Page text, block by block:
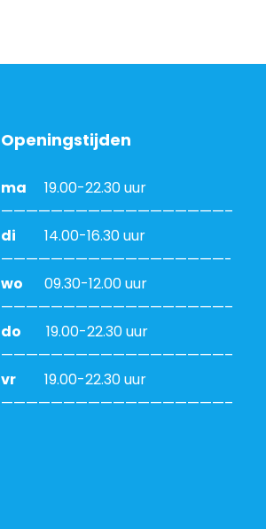
Openingstijden
ma 19.00-22.30 uur
——————————————————–
di 14.00-16.30 uur
——————————————————-
wo 09.30-12.00 uur
——————————————————–
do 19.00-22.30 uur
——————————————————–
vr19.00-22.30 uur
——————————————————–